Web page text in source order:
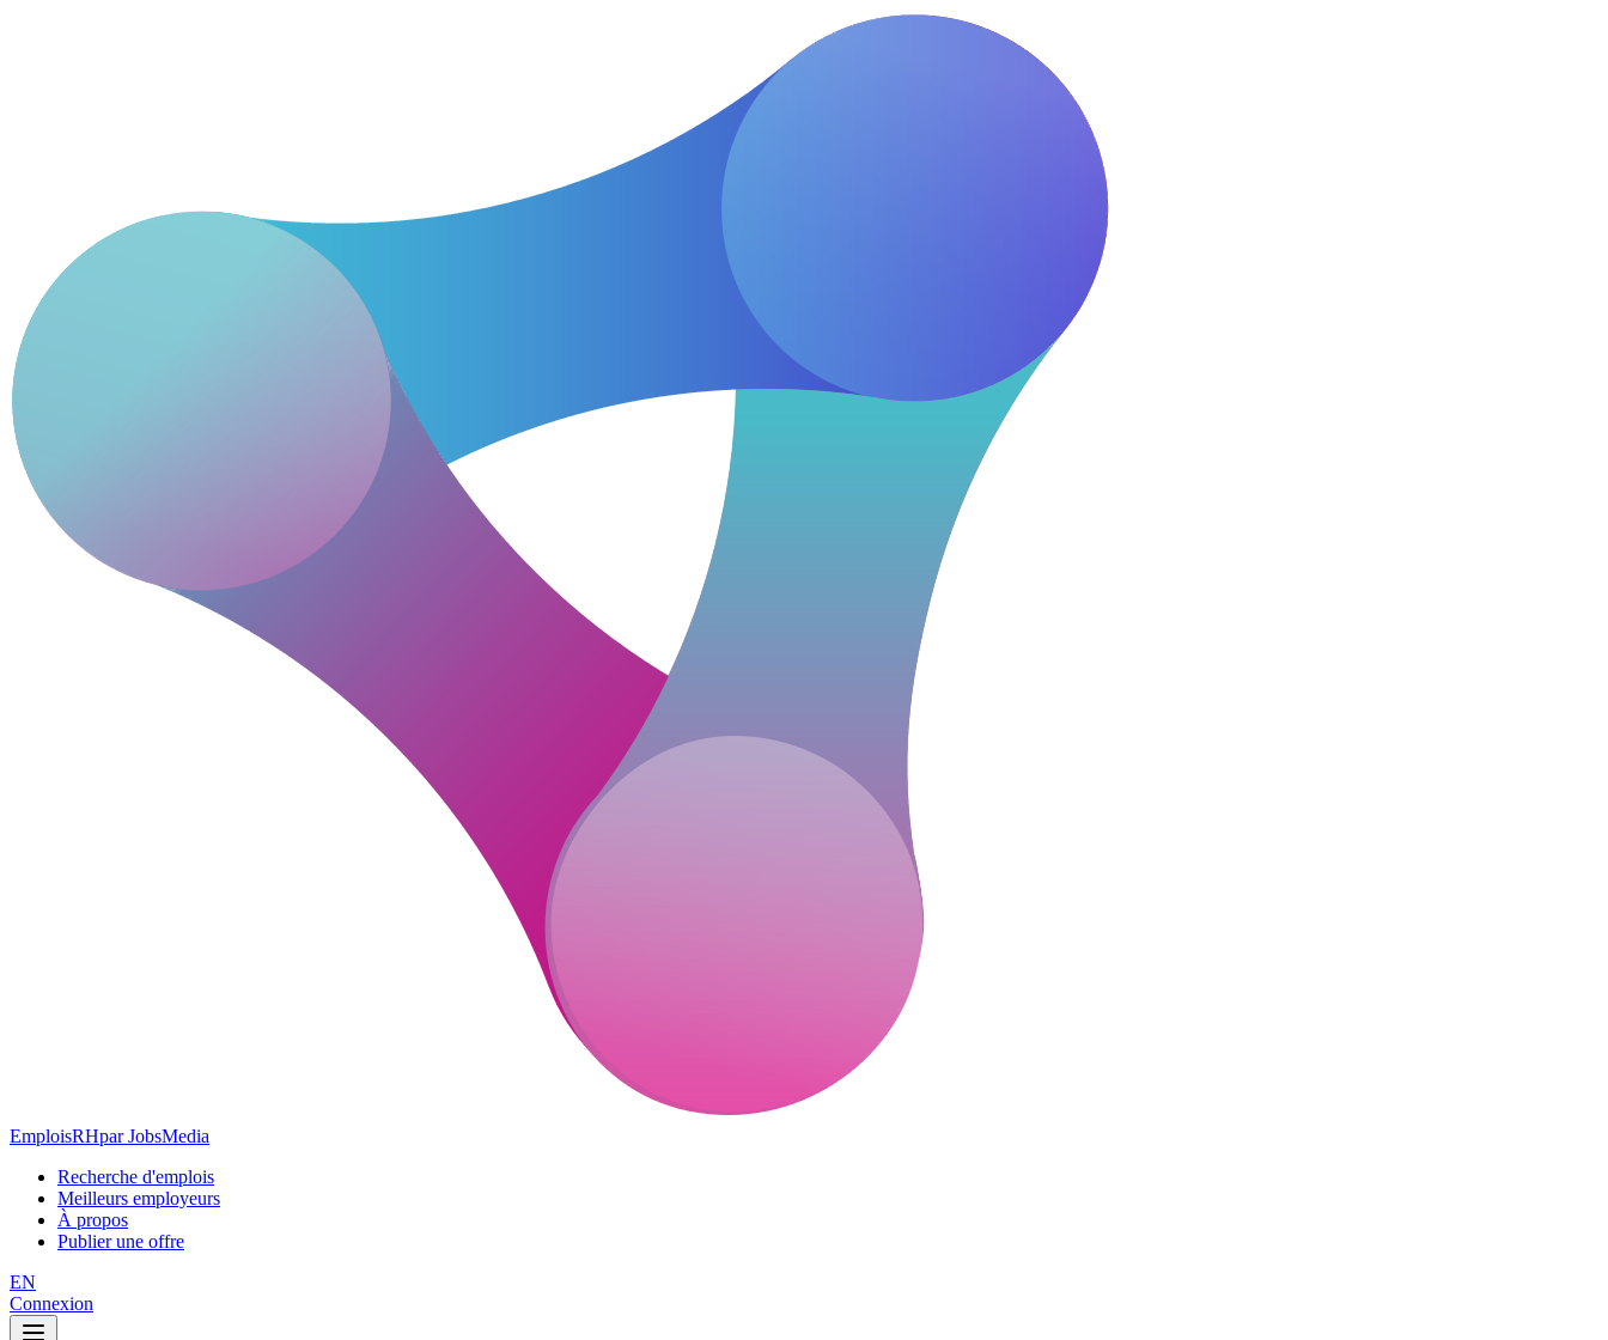
EmploisRHpar JobsMedia
Recherche d'emplois
Meilleurs employeurs
À propos
Publier une offre
EN
Connexion